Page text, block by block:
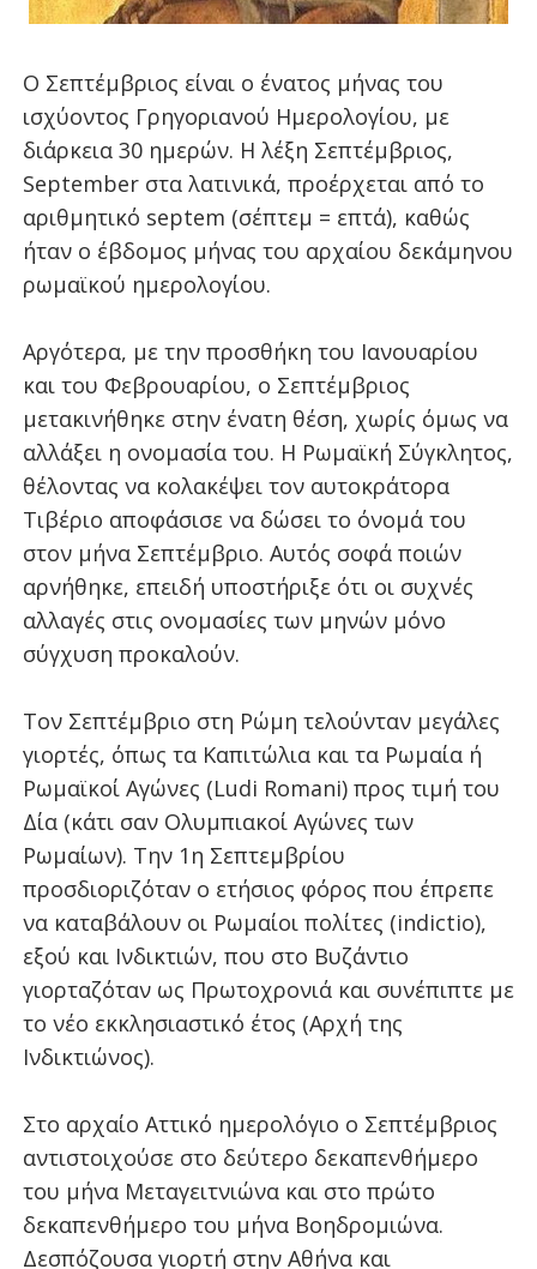
Ο Σεπτέμβριος είναι ο ένατος μήνας του
ισχύοντος Γρηγοριανού Ημερολογίου, με
διάρκεια 30 ημερών. Η λέξη Σεπτέμβριος,
September στα λατινικά, προέρχεται από το
αριθμητικό septem (σέπτεμ = επτά), καθώς
ήταν ο έβδομος μήνας του αρχαίου δεκάμηνου
ρωμαϊκού ημερολογίου.
Αργότερα, με την προσθήκη του Ιανουαρίου
και του Φεβρουαρίου, ο Σεπτέμβριος
μετακινήθηκε στην ένατη θέση, χωρίς όμως να
αλλάξει η ονομασία του. Η Ρωμαϊκή Σύγκλητος,
θέλοντας να κολακέψει τον αυτοκράτορα
Τιβέριο αποφάσισε να δώσει το όνομά του
στον μήνα Σεπτέμβριο. Αυτός σοφά ποιών
αρνήθηκε, επειδή υποστήριξε ότι οι συχνές
αλλαγές στις ονομασίες των μηνών μόνο
σύγχυση προκαλούν.
Τον Σεπτέμβριο στη Ρώμη τελούνταν μεγάλες
γιορτές, όπως τα Καπιτώλια και τα Ρωμαία ή
Ρωμαϊκοί Αγώνες (Ludi Romani) προς τιμή του
Δία (κάτι σαν Ολυμπιακοί Αγώνες των
Ρωμαίων). Την 1η Σεπτεμβρίου
προσδιοριζόταν ο ετήσιος φόρος που έπρεπε
να καταβάλουν οι Ρωμαίοι πολίτες (indictio),
εξού και Ινδικτιών, που στο Βυζάντιο
γιορταζόταν ως Πρωτοχρονιά και συνέπιπτε με
το νέο εκκλησιαστικό έτος (Αρχή της
Ινδικτιώνος).
Στο αρχαίο Αττικό ημερολόγιο ο Σεπτέμβριος
αντιστοιχούσε στο δεύτερο δεκαπενθήμερο
του μήνα Μεταγειτνιώνα και στο πρώτο
δεκαπενθήμερο του μήνα Βοηδρομιώνα.
Δεσπόζουσα γιορτή στην Αθήνα και